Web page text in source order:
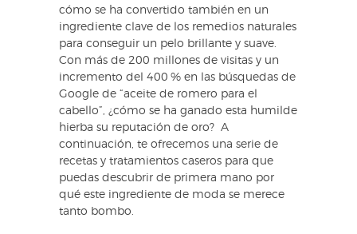
cómo se ha convertido también en un
ingrediente clave de los remedios naturales
para conseguir un pelo brillante y suave.
Con más de 200 millones de visitas y un
incremento del 400 % en las búsquedas de
Google de “aceite de romero para el
cabello”, ¿cómo se ha ganado esta humilde
hierba su reputación de oro? A
continuación, te ofrecemos una serie de
recetas y tratamientos caseros para que
puedas descubrir de primera mano por
qué este ingrediente de moda se merece
tanto bombo.